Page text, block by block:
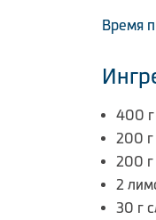
Время
400 г
200 г
200 г
2
30 г